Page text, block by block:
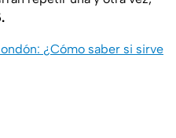
¿Cómo saber si sirve